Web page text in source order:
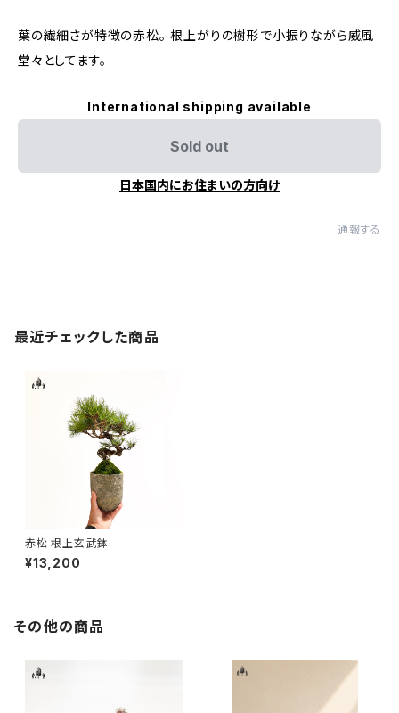
葉の繊細さが特徴の赤松。 根上がりの樹形で小振りながら威風
堂々としてます。
International shipping available
Sold out
日本国内にお住まいの方向け
通報する
最近チェックした商品
赤松 根上玄武鉢
¥13,200
その他の商品